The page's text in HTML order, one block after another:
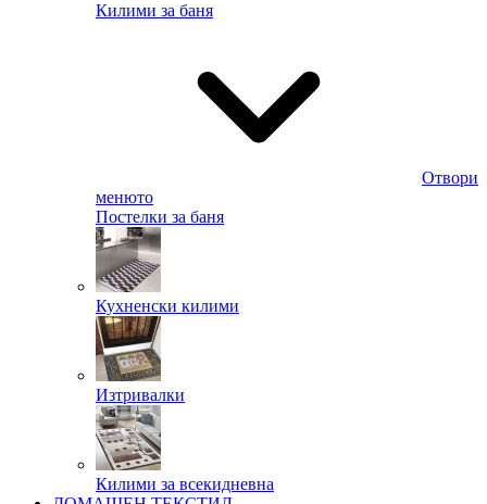
Килими за баня
Отвори
менюто
Постелки за баня
Кухненски килими
Изтривалки
Килими за всекидневна